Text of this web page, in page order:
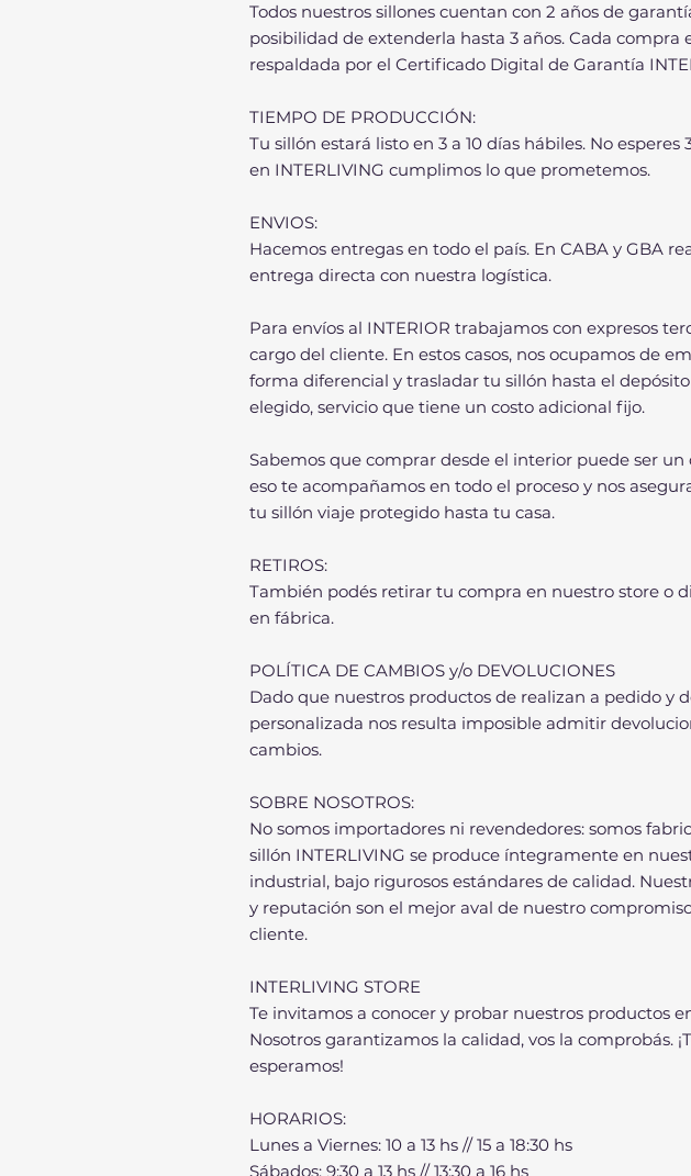
Todos nuestros sillones cuentan con 2 años de
posibilidad de extenderla hasta 3 años. Cada compra
respaldada por el Certificado Digital de Garantía
TIEMPO DE PRODUCCIÓN:
Tu sillón estará listo en 3 a 10 días hábiles. No esperes
en INTERLIVING cumplimos lo que prometemos.
ENVIOS:
Hacemos entregas en todo el país. En CABA y GBA
entrega directa con nuestra logística.
Para envíos al INTERIOR trabajamos con expresos
cargo del cliente. En estos casos, nos ocupamos de
forma diferencial y trasladar tu sillón hasta el
elegido, servicio que tiene un costo adicional fijo.
Sabemos que comprar desde el interior puede ser un
eso te acompañamos en todo el proceso y nos
tu sillón viaje protegido hasta tu casa.
RETIROS:
También podés retirar tu compra en nuestro store o
en fábrica.
POLÍTICA DE CAMBIOS y/o DEVOLUCIONES
Dado que nuestros productos de realizan a pedido y
personalizada nos resulta imposible admitir
cambios.
SOBRE NOSOTROS:
No somos importadores ni revendedores: somos
sillón INTERLIVING se produce íntegramente en
industrial, bajo rigurosos estándares de calidad.
y reputación son el mejor aval de nuestro
cliente.
INTERLIVING STORE
Te invitamos a conocer y probar nuestros productos
Nosotros garantizamos la calidad, vos la comprobás.
esperamos!
HORARIOS:
Lunes a Viernes: 10 a 13 hs // 15 a 18:30 hs
Sábados: 9:30 a 13 hs // 13:30 a 16 hs